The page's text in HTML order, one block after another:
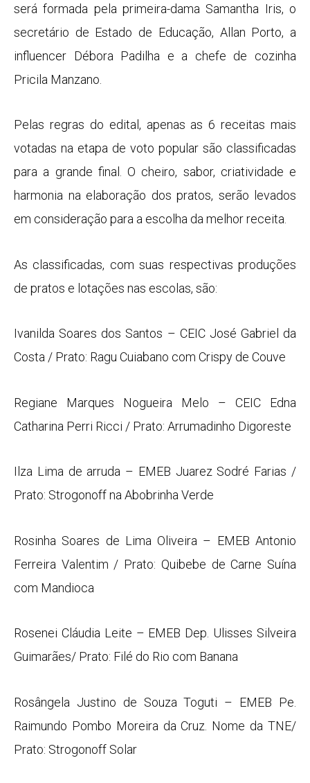
será formada pela primeira-dama Samantha Iris, o
secretário de Estado de Educação, Allan Porto, a
influencer Débora Padilha e a chefe de cozinha
Pricila Manzano.
Pelas regras do edital, apenas as 6 receitas mais
votadas na etapa de voto popular são classificadas
para a grande final. O cheiro, sabor, criatividade e
harmonia na elaboração dos pratos, serão levados
em consideração para a escolha da melhor receita.
As classificadas, com suas respectivas produções
de pratos e lotações nas escolas, são:
Ivanilda Soares dos Santos – CEIC José Gabriel da
Costa / Prato: Ragu Cuiabano com Crispy de Couve
Regiane Marques Nogueira Melo – CEIC Edna
Catharina Perri Ricci / Prato: Arrumadinho Digoreste
Ilza Lima de arruda – EMEB Juarez Sodré Farias /
Prato: Strogonoff na Abobrinha Verde
Rosinha Soares de Lima Oliveira – EMEB Antonio
Ferreira Valentim / Prato: Quibebe de Carne Suína
com Mandioca
Rosenei Cláudia Leite – EMEB Dep. Ulisses Silveira
Guimarães/ Prato: Filé do Rio com Banana
Rosângela Justino de Souza Toguti – EMEB Pe.
Raimundo Pombo Moreira da Cruz. Nome da TNE/
Prato: Strogonoff Solar